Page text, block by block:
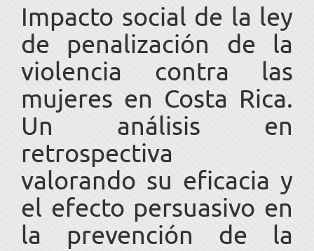
Impacto social de la ley
de penalización de la
violencia contra las
mujeres en Costa Rica.
Un análisis en
retrospectiva
valorando su eficacia y
el efecto persuasivo en
la prevención de la